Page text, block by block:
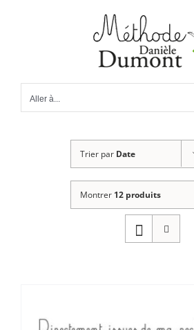
Aller à...
Trier par Date
Montrer 12 produits